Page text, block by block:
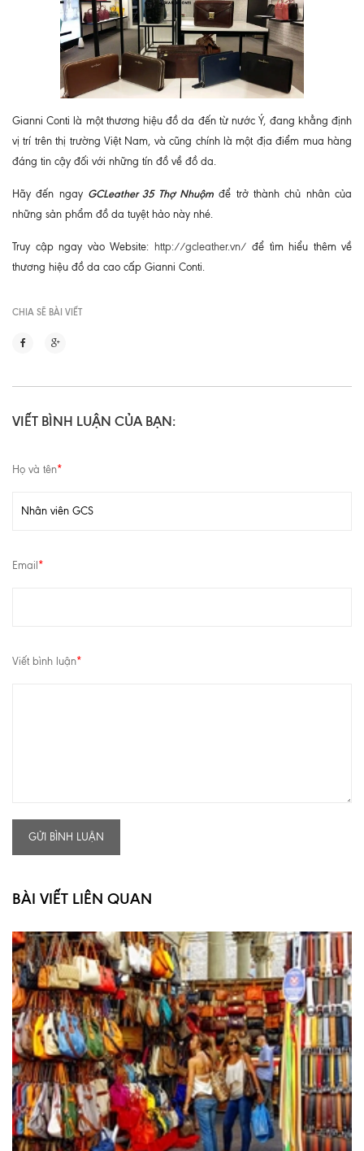
Gianni Conti là một thương hiệu đồ da đến từ nước Ý, đang khẳng định
vị trí trên thị trường Việt Nam, và cũng chính là một địa điểm mua hàng
đáng tin cậy đối với những tín đồ về đồ da.
Hãy đến ngay GCLeather 35 Thợ Nhuộm để trở thành chủ nhân của
những sản phẩm đồ da tuyệt hảo này nhé.
Truy cập ngay vào Website: http://gcleather.vn/ để tìm hiểu thêm về
thương hiệu đồ da cao cấp Gianni Conti.
CHIA SẼ BÀI VIẾT
VIẾT BÌNH LUẬN CỦA BẠN:
Họ và tên*
Email *
Viết bình luận*
GỬI BÌNH LUẬN
BÀI VIẾT LIÊN QUAN